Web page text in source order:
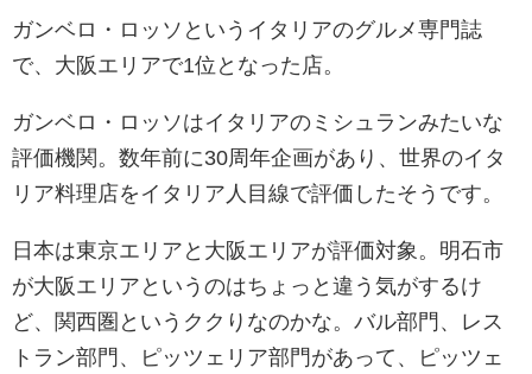
ガンベロ・ロッソというイタリアのグルメ専門誌
で、大阪エリアで1位となった店。
ガンベロ・ロッソはイタリアのミシュランみたいな
評価機関。数年前に30周年企画があり、世界のイタ
リア料理店をイタリア人目線で評価したそうです。
日本は東京エリアと大阪エリアが評価対象。明石市
が大阪エリアというのはちょっと違う気がするけ
ど、関西圏というククりなのかな。バル部門、レス
トラン部門、ピッツェリア部門があって、ピッツェ